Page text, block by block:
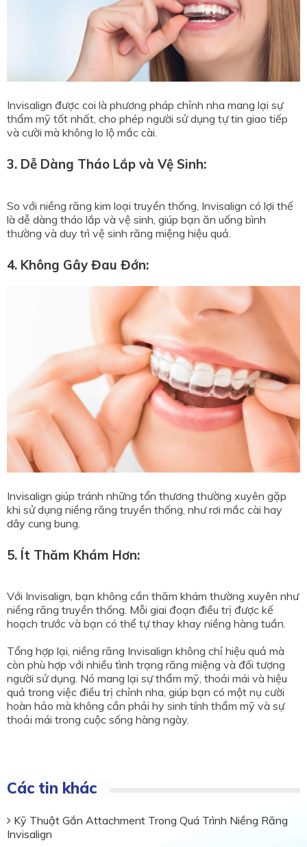
Invisalign được coi là phương pháp chỉnh nha mang lại sự
thẩm mỹ tốt nhất, cho phép người sử dụng tự tin giao tiếp
và cười mà không lo lộ mắc cài.
3. Dễ Dàng Tháo Lắp và Vệ Sinh:
So với niềng răng kim loại truyền thống, Invisalign có lợi thế
là dễ dàng tháo lắp và vệ sinh, giúp bạn ăn uống bình
thường và duy trì vệ sinh răng miệng hiệu quả.
4. Không Gây Đau Đớn:
Invisalign giúp tránh những tổn thương thường xuyên gặp
khi sử dụng niềng răng truyền thống, như rơi mắc cài hay
dây cung bung.
5. Ít Thăm Khám Hơn:
Với Invisalign, bạn không cần thăm khám thường xuyên như
niềng răng truyền thống. Mỗi giai đoạn điều trị được kế
hoạch trước và bạn có thể tự thay khay niềng hàng tuần.
Tổng hợp lại, niềng răng Invisalign không chỉ hiệu quả mà
còn phù hợp với nhiều tình trạng răng miệng và đối tượng
người sử dụng. Nó mang lại sự thẩm mỹ, thoải mái và hiệu
quả trong việc điều trị chỉnh nha, giúp bạn có một nụ cười
hoàn hảo mà không cần phải hy sinh tính thẩm mỹ và sự
thoải mái trong cuộc sống hàng ngày.
Các tin khác
Kỹ Thuật Gắn Attachment Trong Quá Trình Niềng Răng
Invisalign